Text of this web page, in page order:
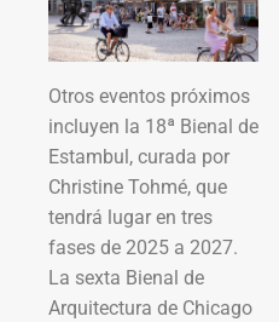
Otros eventos próximos
incluyen la 18ª Bienal de
Estambul, curada por
Christine Tohmé, que
tendrá lugar en tres
fases de 2025 a 2027.
La sexta Bienal de
Arquitectura de Chicago